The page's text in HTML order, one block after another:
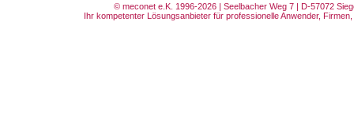
© meconet e.K. 1996-2026 | Seelbacher Weg 7 | D-57072
Ihr kompetenter Lösungsanbieter für professionelle Anwender,